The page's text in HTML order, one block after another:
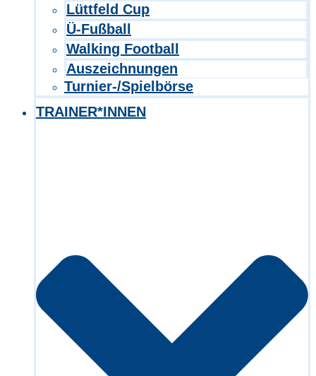
Lüttfeld Cup
Ü-Fußball
Walking Football
Auszeichnungen
Turnier-/Spielbörse
TRAINER*INNEN